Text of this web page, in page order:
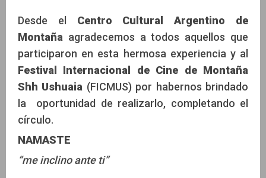
Desde el
Centro Cultural Argentino de
Montaña agradecemos a todos aquellos que
participaron en esta hermosa experiencia y al
Festival Internacional de Cine de Montaña
Shh Ushuaia (FICMUS) por habernos brindado
la oportunidad de realizarlo, completando el
círculo.
NAMASTE
“me inclino ante ti”